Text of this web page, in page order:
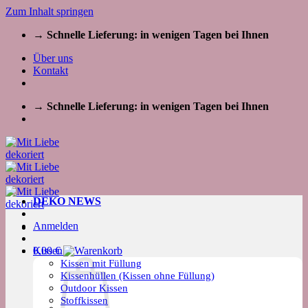
Zum Inhalt springen
→ Schnelle Lieferung: in wenigen Tagen bei Ihnen
Über uns
Kontakt
→ Schnelle Lieferung: in wenigen Tagen bei Ihnen
Kissen
Kissen mit Füllung
Kissenhüllen (Kissen ohne Füllung)
Outdoor Kissen
Stoffkissen
DEKO NEWS
Anmelden
0,00€